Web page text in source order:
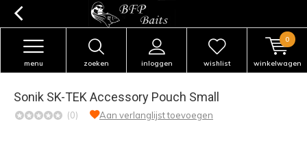
zoeken inloggen
menu wishlist winkelwagen
0
Sonik SK-TEK Accessory Pouch Small
(0) Aan verlanglijst toevoegen